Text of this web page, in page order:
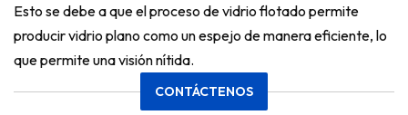
Esto se debe a que el proceso de vidrio flotado permite
producir vidrio plano como un espejo de manera eficiente, lo
que permite una visión nítida.
CONTÁCTENOS